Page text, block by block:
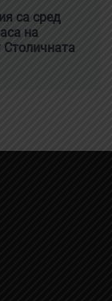
са сред
на
Столичната